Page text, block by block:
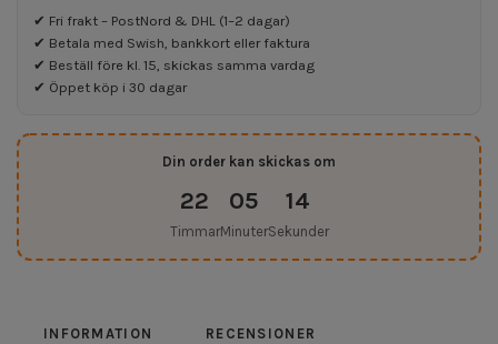
✔ Fri frakt – PostNord & DHL (1–2 dagar)
✔ Betala med Swish, bankkort eller faktura
✔ Beställ före kl. 15, skickas samma vardag
✔ Öppet köp i 30 dagar
Din order kan skickas om
22
Timmar
05
Minuter
13
Sekunder
INFORMATION RECENSIONER